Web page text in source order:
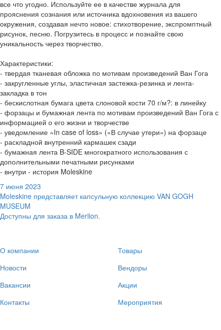
все что угодно. Используйте ее в качестве журнала для
прояснения сознания или источника вдохновения из вашего
окружения, создавая нечто новое: стихотворение, экспромптный
рисунок, песню. Погрузитесь в процесс и познайте свою
уникальность через творчество.
Характеристики:
- твердая тканевая обложка по мотивам произведений Ван Гога
- закругленные углы, эластичная застежка-резинка и лента-
закладка в тон
- бескислотная бумага цвета слоновой кости 70 г/м?: в линейку
- форзацы и бумажная лента по мотивам произведений Ван Гога с
информацией о его жизни и творчестве
- уведомление «In case of loss» («В случае утери») на форзаце
- раскладной внутренний кармашек сзади
- бумажная лента B-SIDE многократного использования с
дополнительными печатными рисунками
- внутри - история Moleskine
7 июня 2023
Moleskine представляет капсульную коллекцию VAN GOGH
MUSEUM
Доступны для заказа в Merlion.
О компании
Новости
Вакансии
Контакты
Товары
Вендоры
Акции
Мероприятия